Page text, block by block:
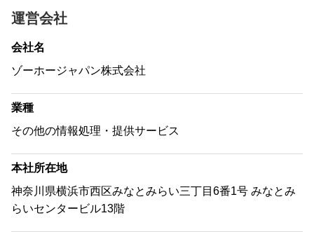
運営会社
会社名
ゾーホージャパン株式会社
業種
その他の情報処理・提供サービス
本社所在地
神奈川県横浜市西区みなとみらい三丁目6番1号 みなとみ
らいセンタービル13階